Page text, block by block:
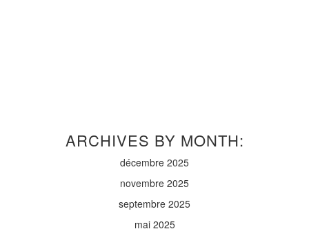
ARCHIVES BY MONTH:
décembre 2025
novembre 2025
septembre 2025
mai 2025